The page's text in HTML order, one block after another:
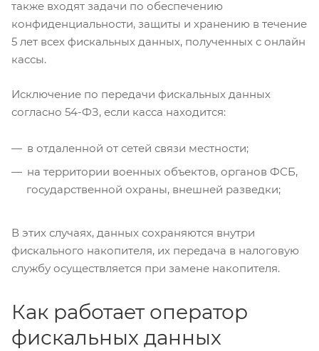
также входят задачи по обеспечению
конфиденциальности, защиты и хранению в течение
5 лет всех фискальных данных, полученных с онлайн
кассы.
Исключение по передачи фискальных данных
согласно 54-ФЗ, если касса находится:
в отдаленной от сетей связи местности;
на территории военных объектов, органов ФСБ,
государственной охраны, внешней разведки;
В этих случаях, данных сохраняются внутри
фискального накопителя, их передача в налоговую
службу осуществляется при замене накопителя.
Как работает оператор
фискальных данных